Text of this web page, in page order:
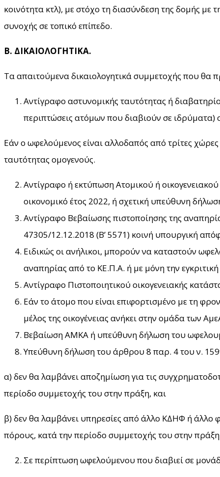
κοινότητα κτλ), με στόχο τη διασύνδεση της δομής με
συνοχής σε τοπικό επίπεδο.
Β. ΔΙΚΑΙΟΛΟΓΗΤΙΚΑ.
Τα απαιτούμενα δικαιολογητικά συμμετοχής που θα
Αντίγραφο αστυνομικής ταυτότητας ή
περιπτώσεις ατόμων που διαβιούν σε
Εάν ο ωφελούμενος είναι αλλοδαπός από τρίτες χώρες
ταυτότητας ομογενούς.
Αντίγραφο ή εκτύπωση Ατομικού ή
οικονομικό έτος 2022, ή σχετική υπεύθυνη
Αντίγραφο Βεβαίωσης πιστοποίησης της
47305/12.12.2018 (Β’ 5571) κοινή υπουργική
Ειδικώς οι ανήλικοι, μπορούν να καταστούν
αναπηρίας από το ΚΕ.Π.Α. ή με μόνη την
Αντίγραφο Πιστοποιητικού οικογενειακής
Εάν το άτομο που είναι επιφορτισμένο με τη
μέλος της οικογένειας ανήκει στην ομάδα των
Βεβαίωση ΑΜΚΑ ή υπεύθυνη δήλωση του
Υπεύθυνη δήλωση του άρθρου 8 παρ. 4 του ν.
α) δεν θα λαμβάνει αποζημίωση για τις
περίοδο συμμετοχής του στην πράξη, και
β) δεν θα λαμβάνει υπηρεσίες από άλλο ΚΔΗΦ ή άλλο
πόρους, κατά την περίοδο συμμετοχής του στην
Σε περίπτωση ωφελούμενου που διαβιεί σε